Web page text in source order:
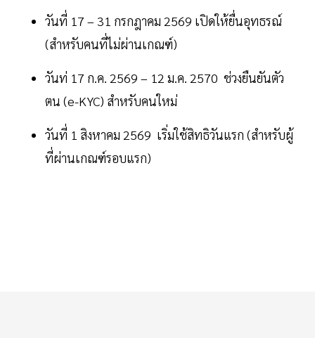
วันที่ 17 – 31 กรกฎาคม 2569 เปิดให้ยื่นอุทธรณ์
(สำหรับคนที่ไม่ผ่านเกณฑ์)
วันท่ 17 ก.ค. 2569 – 12 ม.ค. 2570 ช่วงยืนยันตัว
ตน (e-KYC) สำหรับคนใหม่
วันที่ 1 สิงหาคม 2569 เริ่มใช้สิทธิวันแรก (สำหรับผู้
ที่ผ่านเกณฑ์รอบแรก)